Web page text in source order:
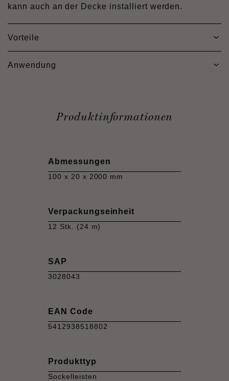
kann auch an der Decke installiert werden.
Vorteile
Anwendung
Produktinformationen
Abmessungen
100 x 20 x 2000 mm
Verpackungseinheit
12 Stk. (24 m)
SAP
3028043
EAN Code
5412938518802
Produkttyp
Sockelleisten